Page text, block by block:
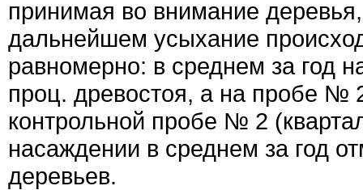
принимая во внимание
дальнейшем усыхание
равномерно: в среднем за год
проц. древостоя, а на пробе №
контрольной пробе № 2
насаждении в среднем за год
деревьев.